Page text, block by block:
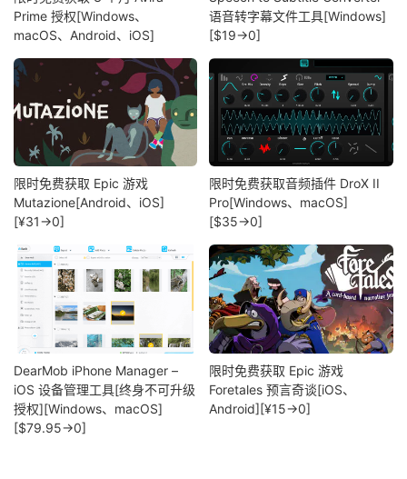
Prime 授权[Windows、
macOS、Android、iOS]
语音转字幕文件工具[Windows]
[$19→0]
限时免费获取 Epic 游戏
Mutazione[Android、iOS]
[¥31→0]
限时免费获取音频插件 DroX II
Pro[Windows、macOS]
[$35→0]
DearMob iPhone Manager –
iOS 设备管理工具[终身不可升级
授权][Windows、macOS]
[$79.95→0]
限时免费获取 Epic 游戏
Foretales 预言奇谈[iOS、
Android][¥15→0]